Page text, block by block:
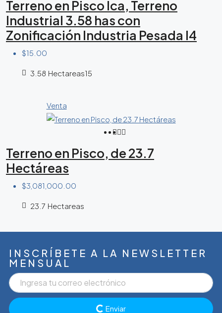
Terreno en Pisco Ica, Terreno
Industrial 3.58 has con
Zonificación Industria Pesada I4
$15.00
3.58 Hectareas15
Venta
Terreno en Pisco, de 23.7
Hectáreas
$3,081,000.00
23.7 Hectareas
INSCRÍBETE A LA NEWSLETTER
MENSUAL
Enviar